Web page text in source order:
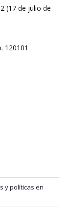
(17 de julio de
120101
y políticas en